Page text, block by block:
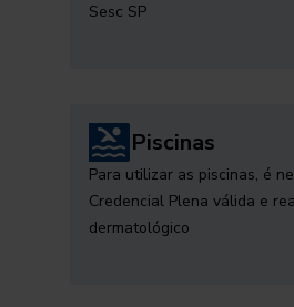
Sesc SP
Piscinas
Para utilizar as piscinas, é
Credencial Plena válida e
dermatológico